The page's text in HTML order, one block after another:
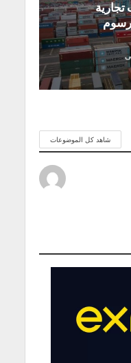
تجارية
شاهد كل الموضوعات